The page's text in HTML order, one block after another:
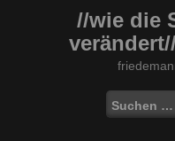
//wie die
Suchen
nach: